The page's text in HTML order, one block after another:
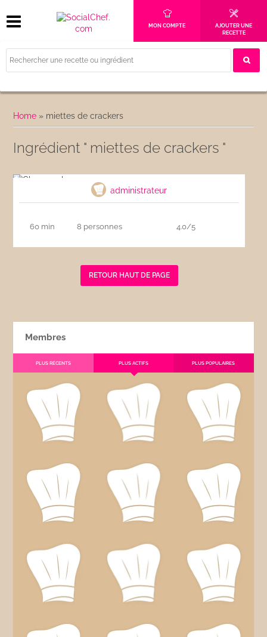
MON COMPTE
AJOUTER UNE
RECETTE
Home » miettes de crackers
Ingrédient " miettes de crackers "
administrateur
60 min 8 personnes 4.0/5
RETOUR HAUT DE PAGE
Membres
PLUS RÉCENTS PLUS ACTIFS PLUS POPULAIRES